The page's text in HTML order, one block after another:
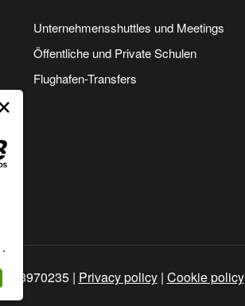
Unternehmensshuttles und Meetings
Öffentliche und Private Schulen
Flughafen-Transfers
| Privacy policy| Cookie policy